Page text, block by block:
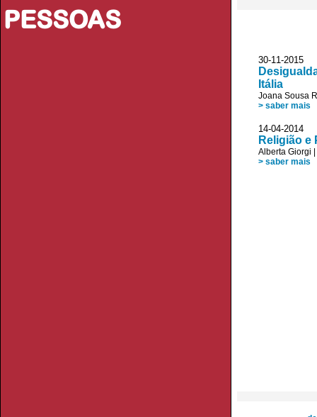
PESSOAS
30-11-
Itália
Joana Sousa
> saber mais
14-04-
Religião e
Alberta Giorgi
> saber mais